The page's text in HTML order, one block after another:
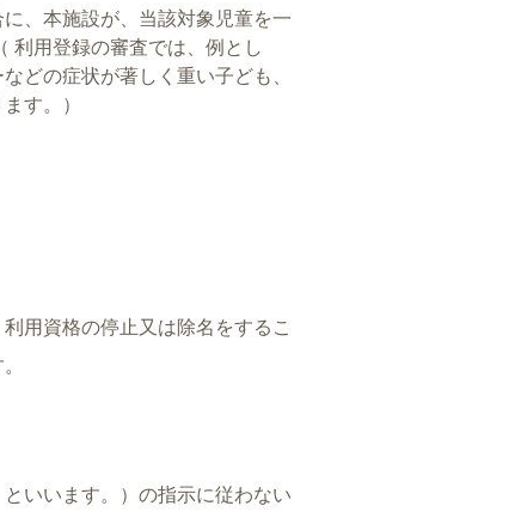
、本施設が、当該対象児童を一
利用登録の審査では、例とし
どの症状が著しく重い子ども、
す。）
用資格の停止又は除名をするこ
いいます。）の指示に従わない